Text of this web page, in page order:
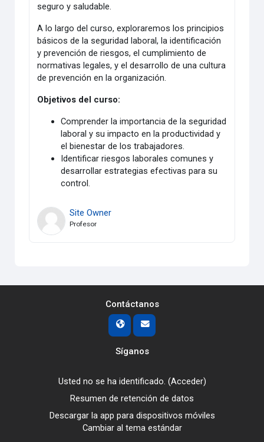
seguro y saludable.
A lo largo del curso, exploraremos los principios
básicos de la seguridad laboral, la identificación
y prevención de riesgos, el cumplimiento de
normativas legales, y el desarrollo de una cultura
de prevención en la organización.
Objetivos del curso:
Comprender la importancia de la seguridad
laboral y su impacto en la productividad y
el bienestar de los trabajadores.
Identificar riesgos laborales comunes y
desarrollar estrategias efectivas para su
control.
Site Owner
Profesor
Contáctanos
Síganos
Usted no se ha identificado. (Acceder)
Resumen de retención de datos
Descargar la app para dispositivos móviles
Cambiar al tema estándar